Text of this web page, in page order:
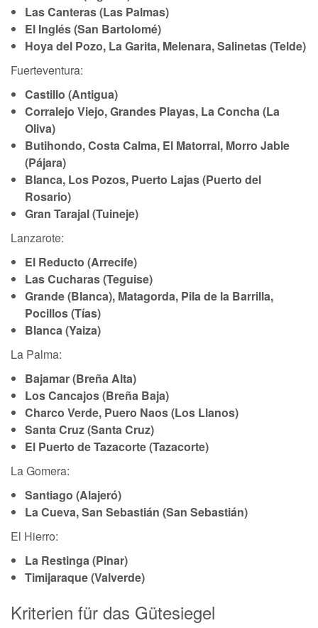
Las Canteras (Las Palmas)
El Inglés (San Bartolomé)
Hoya del Pozo, La Garita, Melenara, Salinetas (Telde)
Fuerteventura:
Castillo (Antigua)
Corralejo Viejo, Grandes Playas, La Concha (La
Oliva)
Butihondo, Costa Calma, El Matorral, Morro Jable
(Pájara)
Blanca, Los Pozos, Puerto Lajas (Puerto del
Rosario)
Gran Tarajal (Tuineje)
Lanzarote:
El Reducto (Arrecife)
Las Cucharas (Teguise)
Grande (Blanca), Matagorda, Pila de la Barrilla,
Pocillos (Tías)
Blanca (Yaiza)
La Palma:
Bajamar (Breña Alta)
Los Cancajos (Breña Baja)
Charco Verde, Puero Naos (Los Llanos)
Santa Cruz (Santa Cruz)
El Puerto de Tazacorte (Tazacorte)
La Gomera:
Santiago (Alajeró)
La Cueva, San Sebastián (San Sebastián)
El Hierro:
La Restinga (Pinar)
Timijaraque (Valverde)
Kriterien für das Gütesiegel